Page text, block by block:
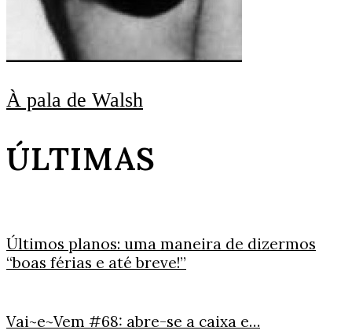
À pala de Walsh
ÚLTIMAS
Últimos planos: uma maneira de dizermos
“boas férias e até breve!”
Vai~e~Vem #68: abre-se a caixa e…